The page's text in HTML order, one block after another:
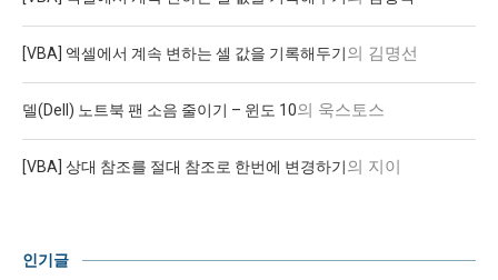
[VBA] 엑셀에서 계속 변하는 셀 값을 기록해두기의 김명선
델(Dell) 노트북 팬 소음 줄이기 – 윈도 10의 욱스토스
[VBA] 상대 참조를 절대 참조로 한번에 변경하기의 지이
인기글